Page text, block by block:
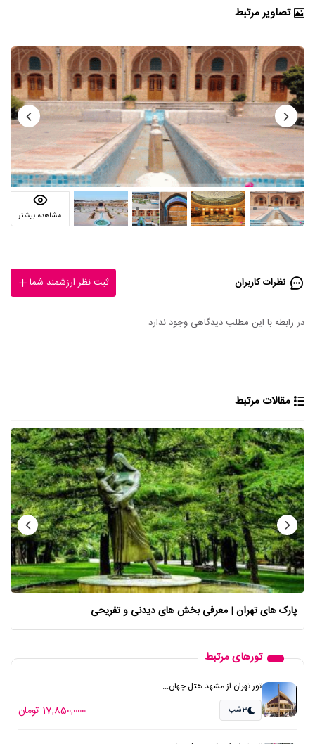
تصاویر مرتبط
مشاهده بیشتر
نظرات کاربران ثبت نظر ارزشمند شما
در رابطه با این مطلب دیدگاهی وجود ندارد
مقالات مرتبط
پارک های تهران | معرفی بخش های دیدنی و تفریحی
تورهای مرتبط
تور تهران از مشهد هتل جهان...
3شب 17,850,000 تومان